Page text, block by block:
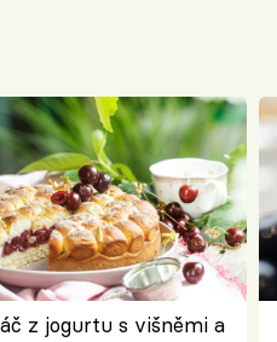
z jogurtu s višněmi a